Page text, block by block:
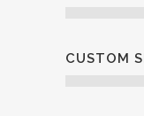
CUSTOM